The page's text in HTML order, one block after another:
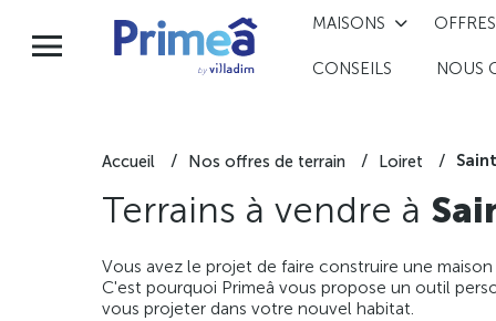
MAISONS OFFRES
CONSEILS NOUS
Accueil Nos offres de terrain Loiret
Terrains à vendre à
Vous avez le projet de faire construire une
C'est pourquoi Primeâ vous propose un outil
vous projeter dans votre nouvel habitat.